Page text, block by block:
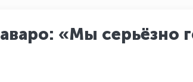
«Мы серьёзно